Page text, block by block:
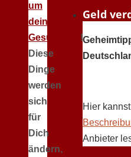
um
deine
Gesundheit !
Diese
Dinge
werden
sich
für
Dich
ändern,
Geld
Hier
Anbieter